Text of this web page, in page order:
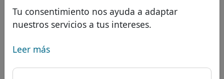
Tu consentimiento nos ayuda a adaptar
nuestros servicios a tus intereses.
Leer más
Dominios asiáticos
Dominios europeos
Dominios de Oriente Medio
Dominios norteamericanos
Descuentos
Transferir
Servicios
Protección de ID
Alojamiento DNS
WHOIS